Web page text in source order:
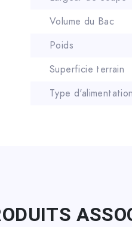
Volume du Bac
Poids
Superficie terrain
Type d'alimentation